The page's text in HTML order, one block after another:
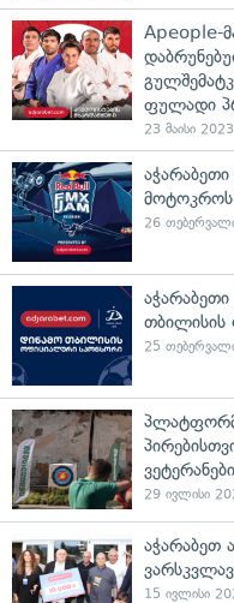
Apeople-
ფულადი
23 მაისი
მოტოკროს
26
თბილისის
25
29 ივლისი
აჭარაბეთ
15 ივლისი